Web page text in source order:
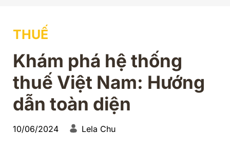
THUẾ
Khám phá hệ thống
thuế Việt Nam: Hướng
dẫn toàn diện
10/06/2024 Lela Chu